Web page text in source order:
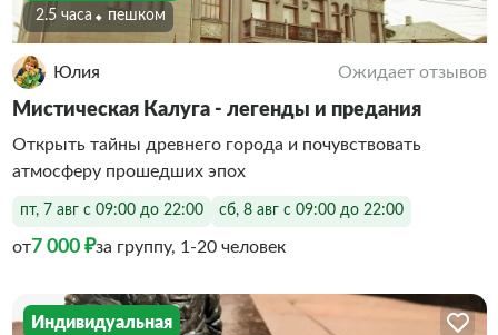
2.5 часа Пешком
Юлия Ожидает отзывов
Мистическая Калуга - легенды и предания
Открыть тайны древнего города и почувствовать
атмосферу прошедших эпох
пт, 7 авг с 09:00 до 22:00 сб, 8 авг с 09:00 до 22:00
от7 000 ₽за группу, 1-20 человек
Индивидуальная